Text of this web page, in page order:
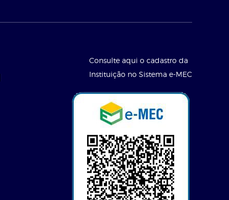
Consulte aqui o cadastro da
Instituição no Sistema e-MEC